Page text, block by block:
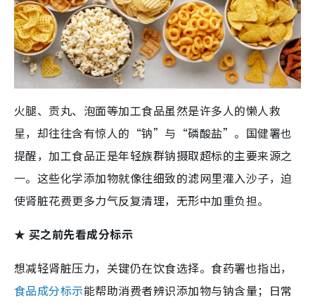
火腿、贡丸、泡面等加工食品虽然是许多人的懒人救
星，却往往含有惊人的“钠”与“磷酸盐”。国健署也
提醒，加工食品正是年轻族群钠摄取超标的主要来源之
一。这些化学添加物就像往细致的滤网里灌入沙子，迫
使肾脏花费更多力气反复清理，无形中加重负担。
★ 买之前先看成分标示
想减轻肾脏压力，关键仍在饮食选择。食药署也指出，
食品成分标示能帮助消费者辨识添加物与钠含量；日常